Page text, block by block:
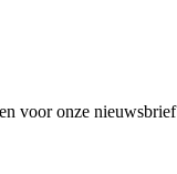
voor onze nieuwsbrief